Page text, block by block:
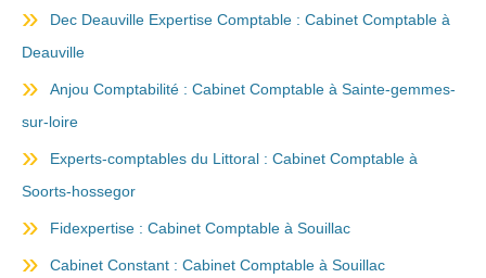
Dec Deauville Expertise Comptable : Cabinet Comptable à
Deauville
Anjou Comptabilité : Cabinet Comptable à Sainte-gemmes-
sur-loire
Experts-comptables du Littoral : Cabinet Comptable à
Soorts-hossegor
Fidexpertise : Cabinet Comptable à Souillac
Cabinet Constant : Cabinet Comptable à Souillac